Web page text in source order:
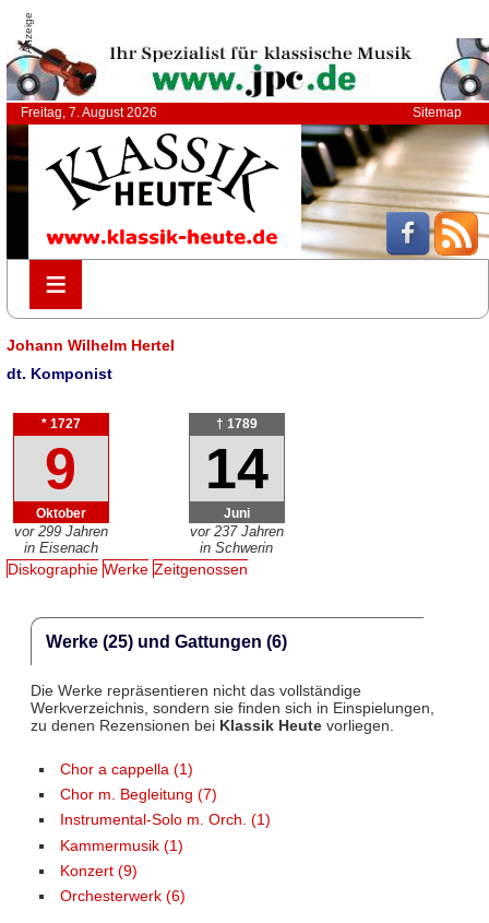
Anzeige
Freitag, 7. August 2026 Sitemap
≡
≡
Johann Wilhelm Hertel
dt. Komponist
* 1727
9
Oktober
vor 299 Jahren
in Eisenach
† 1789
14
Juni
vor 237 Jahren
in Schwerin
Diskographie Werke Zeitgenossen
Werke (25) und Gattungen (6)
Die Werke repräsentieren nicht das vollständige
Werkverzeichnis, sondern sie finden sich in Einspielungen,
zu denen Rezensionen bei Klassik Heutevorliegen.
Chor a cappella (1)
Chor m. Begleitung (7)
Instrumental-Solo m. Orch. (1)
Kammermusik (1)
Konzert (9)
Orchesterwerk (6)